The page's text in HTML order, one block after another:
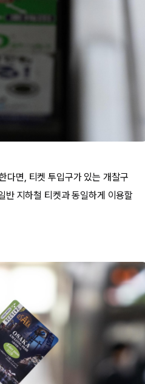
다면, 티켓 투입구가 있는 개찰구
반 지하철 티켓과 동일하게 이용할